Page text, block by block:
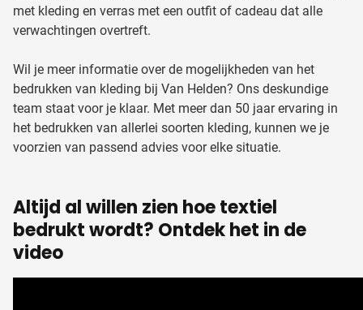
met kleding en verras met een outfit of cadeau dat alle
verwachtingen overtreft.
Wil je meer informatie over de mogelijkheden van het
bedrukken van kleding bij Van Helden? Ons deskundige
team staat voor je klaar. Met meer dan 50 jaar ervaring in
het bedrukken van allerlei soorten kleding, kunnen we je
voorzien van passend advies voor elke situatie.
Altijd al willen zien hoe textiel
bedrukt wordt? Ontdek het in de
video